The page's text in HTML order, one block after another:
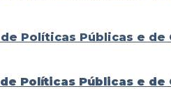
Políticas Públicas e
Políticas Públicas e